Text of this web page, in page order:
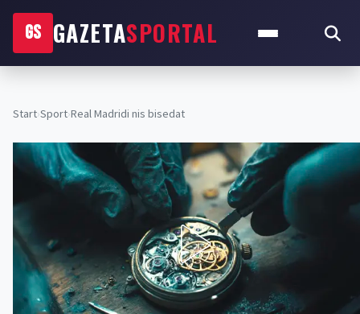
GS GAZETASPORTAL
Start›Sport›Real Madridi nis bisedat